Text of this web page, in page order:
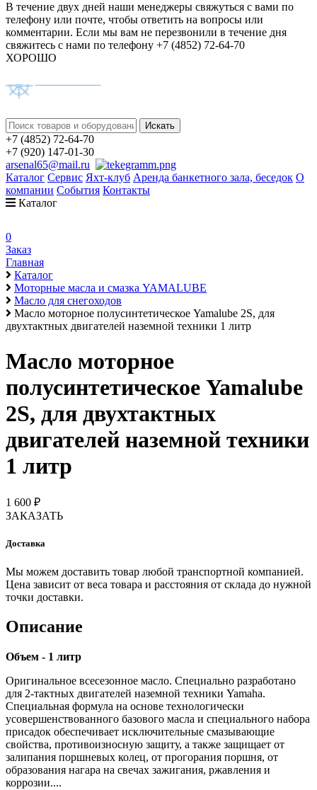
В течение двух дней наши менеджеры свяжуться с вами по
телефону или почте, чтобы ответить на вопросы или
комментарии. Если мы вам не перезвонили в течение дня
свяжитесь с нами по телефону +7 (4852) 72-64-70
ХОРОШО
+7 (4852) 72-64-70
+7 (920) 147-01-30
arsenal65@mail.ru
Каталог Сервис Яхт-клуб Аренда банкетного зала, беседок О
компании События Контакты
Каталог
0
Заказ
Главная
Каталог
Моторные масла и смазка YAMALUBE
Масло для снегоходов
Масло моторное полусинтетическое Yamalube 2S, для
двухтактных двигателей наземной техники 1 литр
Масло моторное
полусинтетическое Yamalube
2S, для двухтактных
двигателей наземной техники
1 литр
1 600 ₽
ЗАКАЗАТЬ
Доставка
Мы можем доставить товар любой транспортной компанией.
Цена зависит от веса товара и расстояния от склада до нужной
точки доставки.
Описание
Объем - 1 литр
Оригинальное всесезонное масло. Специально разработано
для 2-тактных двигателей наземной техники Yamaha.
Специальная формула на основе технологически
усовершенствованного базового масла и специального набора
присадок обеспечивает исключительные смазывающие
свойства, противоизносную защиту, а также защищает от
залипания поршневых колец, от прогорания поршня, от
образования нагара на свечах зажигания, ржавления и
коррозии....